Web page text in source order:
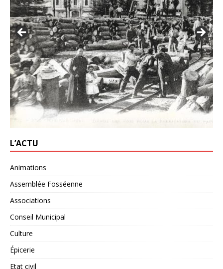
L’ACTU
Animations
Assemblée Fosséenne
Associations
Conseil Municipal
Culture
Épicerie
Etat civil